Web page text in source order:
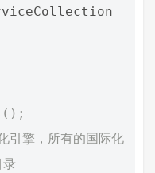
擎，所有的国际化